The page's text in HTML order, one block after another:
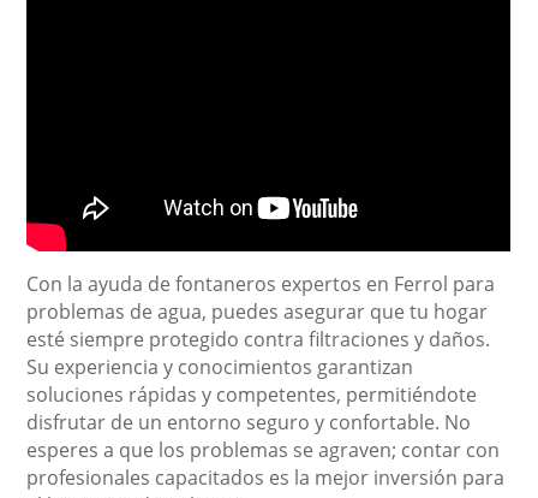
Con la ayuda de fontaneros expertos en Ferrol para
problemas de agua, puedes asegurar que tu hogar
esté siempre protegido contra filtraciones y daños.
Su experiencia y conocimientos garantizan
soluciones rápidas y competentes, permitiéndote
disfrutar de un entorno seguro y confortable. No
esperes a que los problemas se agraven; contar con
profesionales capacitados es la mejor inversión para